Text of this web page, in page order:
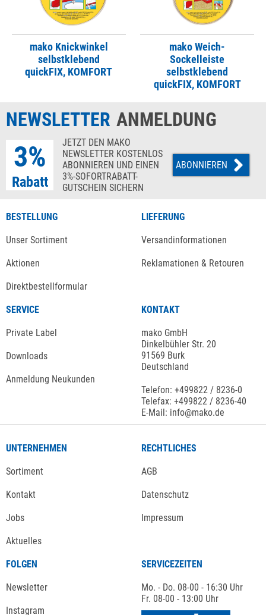
mako Knickwinkel
selbstklebend
quickFIX, KOMFORT
mako Weich-
Sockelleiste
selbstklebend
quickFIX, KOMFORT
NEWSLETTER ANMELDUNG
3%
Rabatt
JETZT DEN MAKO
NEWSLETTER KOSTENLOS
ABONNIEREN UND EINEN
3%-SOFORTRABATT-
GUTSCHEIN SICHERN
ABONNIEREN
BESTELLUNG
Unser Sortiment
Aktionen
Direktbestellformular
LIEFERUNG
Versandinformationen
Reklamationen & Retouren
SERVICE
Private Label
Downloads
Anmeldung Neukunden
KONTAKT
mako GmbH
Dinkelbühler Str. 20
91569 Burk
Deutschland
Telefon: +499822 / 8236-0
Telefax: +499822 / 8236-40
E-Mail: info@mako.de
UNTERNEHMEN
Sortiment
Kontakt
Jobs
Aktuelles
RECHTLICHES
AGB
Datenschutz
Impressum
FOLGEN
Newsletter
Instagram
SERVICEZEITEN
Mo. - Do. 08-00 - 16:30 Uhr
Fr. 08-00 - 13:00 Uhr